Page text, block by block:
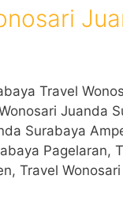
Travel
Juanda
Surabaya
Pagelaran,
Travel